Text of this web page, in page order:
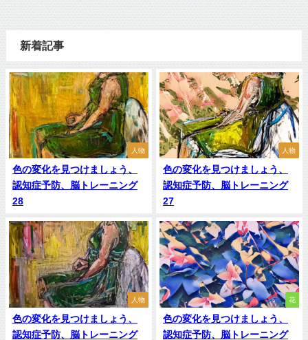
新着記事
人物
色の変化を見つけましょう、
認知症予防、脳トレーニング
28
人物
色の変化を見つけましょう、
認知症予防、脳トレーニング
27
人物
色の変化を見つけましょう、
認知症予防、脳トレーニング
花
色の変化を見つけましょう、
認知症予防、脳トレーニング